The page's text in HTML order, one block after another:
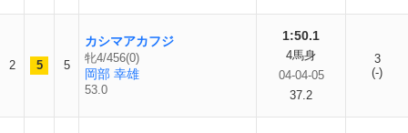
2 5 5
カシマアカフジ
牝4/456(0)
岡部 幸雄
53.0
1:50.1
4馬身
04-04-05
37.2
3
(-)